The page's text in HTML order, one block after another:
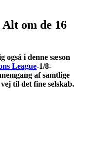
Alt om de 16
også i denne sæson
League-1/8-
af samtlige
til det fine selskab.